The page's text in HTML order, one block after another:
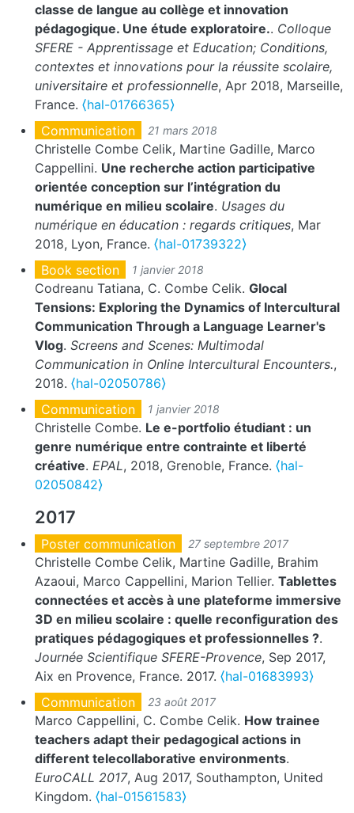
classe de langue au collège et innovation
pédagogique. Une étude exploratoire.. Colloque
SFERE - Apprentissage et Education; Conditions,
contextes et innovations pour la réussite scolaire,
universitaire et professionnelle, Apr 2018, Marseille,
France. ⟨hal-01766365⟩
Communication
21 mars 2018
Christelle Combe Celik, Martine Gadille, Marco
Cappellini. Une recherche action participative
orientée conception sur l’intégration du
numérique en milieu scolaire. Usages du
numérique en éducation : regards critiques, Mar
2018, Lyon, France. ⟨hal-01739322⟩
Book section
1 janvier 2018
Codreanu Tatiana, C. Combe Celik. Glocal
Tensions: Exploring the Dynamics of Intercultural
Communication Through a Language Learner's
Vlog. Screens and Scenes: Multimodal
Communication in Online Intercultural Encounters.,
2018. ⟨hal-02050786⟩
Communication
1 janvier 2018
Christelle Combe. Le e-portfolio étudiant : un
genre numérique entre contrainte et liberté
créative. EPAL, 2018, Grenoble, France. ⟨hal-
02050842⟩
2017
Poster communication 27 septembre 2017
Christelle Combe Celik, Martine Gadille, Brahim
Azaoui, Marco Cappellini, Marion Tellier. Tablettes
connectées et accès à une plateforme immersive
3D en milieu scolaire : quelle reconfiguration des
pratiques pédagogiques et professionnelles ?.
Journée Scientifique SFERE-Provence, Sep 2017,
Aix en Provence, France. 2017. ⟨hal-01683993⟩
Communication
23 août 2017
Marco Cappellini, C. Combe Celik. How trainee
teachers adapt their pedagogical actions in
different telecollaborative environments.
EuroCALL 2017, Aug 2017, Southampton, United
Kingdom. ⟨hal-01561583⟩